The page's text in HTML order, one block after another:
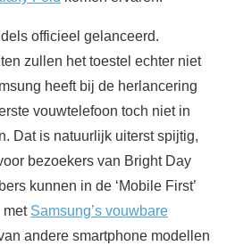
officieel gelanceerd.
zullen het toestel echter niet
heeft bij de herlancering
vouwtelefoon toch niet in
Dat is natuurlijk uiterst spijtig,
bezoekers van Bright Day
kunnen in de ‘Mobile First’
met Samsung’s vouwbare
andere smartphone modellen